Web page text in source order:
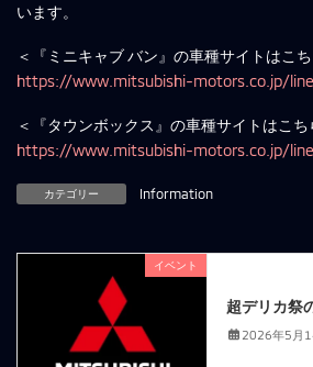
います。
＜『ミニキャブ バン』の車種サイトはこち
https://www.mitsubishi-motors.co.jp/
＜『タウンボックス』の車種サイトはこち
https://www.mitsubishi-motors.co.jp/
カテゴリー Information
イベント
超デリカ祭
2026年5月